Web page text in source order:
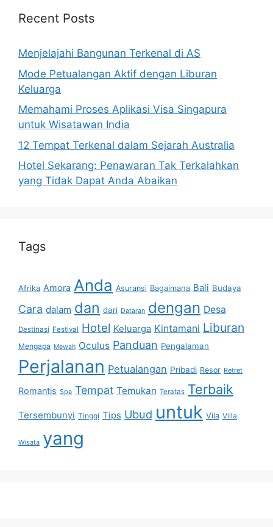
Recent Posts
Menjelajahi Bangunan Terkenal di AS
Mode Petualangan Aktif dengan Liburan
Keluarga
Memahami Proses Aplikasi Visa Singapura
untuk Wisatawan India
12 Tempat Terkenal dalam Sejarah Australia
Hotel Sekarang: Penawaran Tak Terkalahkan
yang Tidak Dapat Anda Abaikan
Tags
Afrika Amora Anda Asuransi Bagaimana Bali Budaya
Cara dalam dan dari Dataran dengan Desa
Destinasi Festival Hotel Keluarga Kintamani Liburan
Mengapa Mewah Oculus Panduan Pengalaman
Perjalanan Petualangan Pribadi Resor Retret
Romantis Spa Tempat Temukan Teratas Terbaik
Tersembunyi Tinggi Tips Ubud untuk Vila Villa
Wisata yang